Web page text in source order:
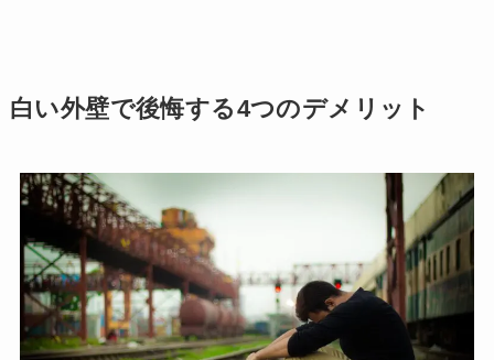
白い外壁で後悔する4つのデメリット